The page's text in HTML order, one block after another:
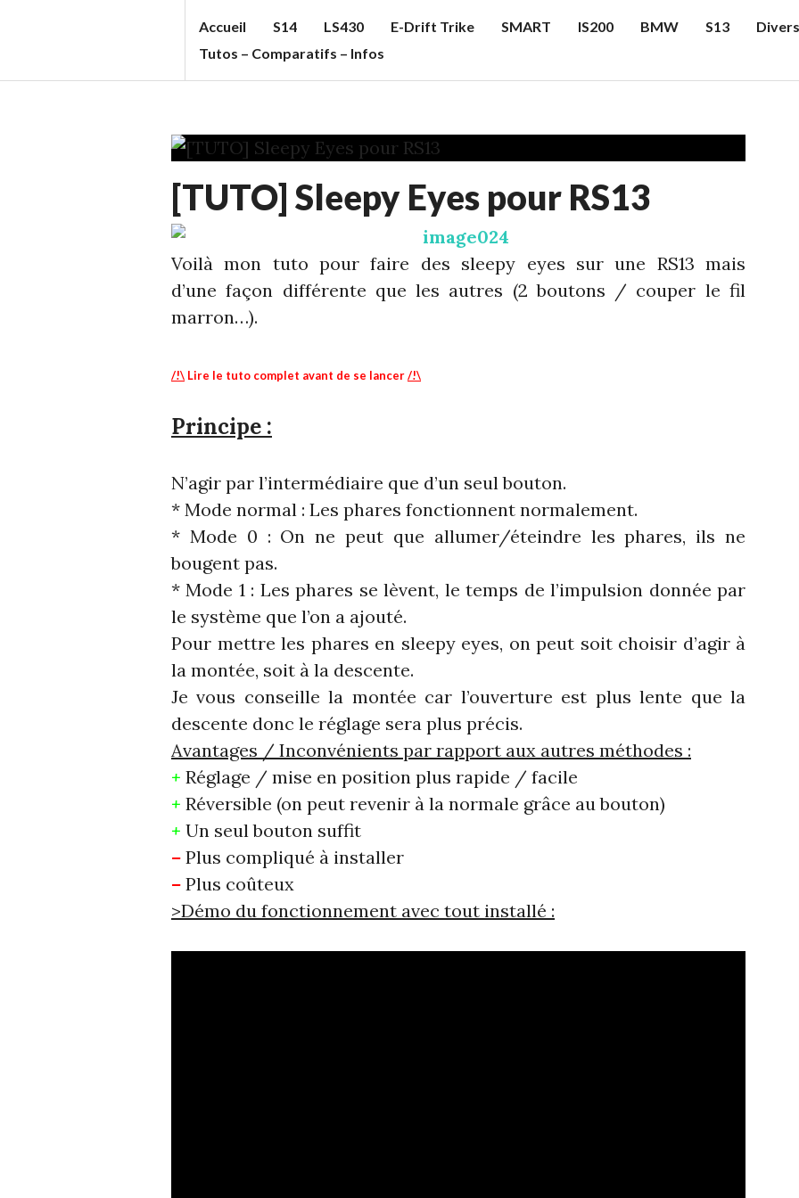
T
F
F
C
C
'S
B
L
O
Accueil S14 LS430 E-Drift Trike SMART IS200 BMW S13 Divers
Tutos – Comparatifs – Infos
INFOS ,
ECHELLE
S13
[TUTO] Sleepy Eyes pour RS13
Voilà mon tuto pour faire des sleepy eyes sur une RS13 mais
d’une façon différente que les autres (2 boutons / couper le fil
marron…).
/!\ Lire le tuto complet avant de se lancer/!\
Principe :
N’agir par l’intermédiaire que d’un seul bouton.
* Mode normal : Les phares fonctionnent normalement.
* Mode 0 : On ne peut que allumer/éteindre les phares, ils ne
bougent pas.
* Mode 1 : Les phares se lèvent, le temps de l’impulsion donnée par
le système que l’on a ajouté.
Pour mettre les phares en sleepy eyes, on peut soit choisir d’agir à
la montée, soit à la descente.
Je vous conseille la montée car l’ouverture est plus lente que la
descente donc le réglage sera plus précis.
Avantages / Inconvénients par rapport aux autres méthodes :
+ Réglage / mise en position plus rapide / facile
+ Réversible (on peut revenir à la normale grâce au bouton)
+ Un seul bouton suffit
– Plus compliqué à installer
– Plus coûteux
>Démo du fonctionnement avec tout installé :